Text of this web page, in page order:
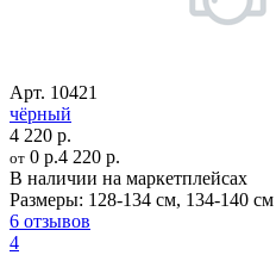
Арт. 10421
чёрный
4 220 р.
от 0 р.4 220 р.
В наличии на маркетплейсах
Размеры: 128-134 см, 134-140 см
6 отзывов
4